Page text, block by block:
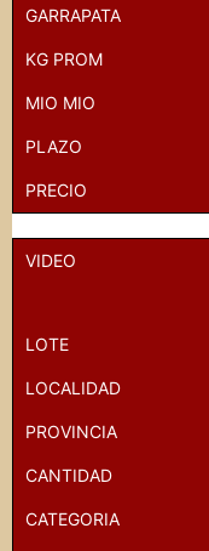
GARRAPATA
KG PROM
MIO MIO
PLAZO
PRECIO
VIDEO
LOTE
LOCALIDAD
PROVINCIA
CANTIDAD
CATEGORIA